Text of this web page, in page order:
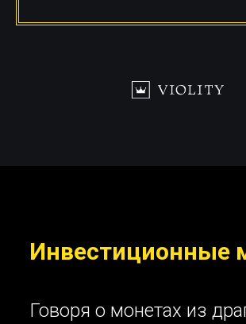
Инвестиционные
Говоря о монетах из